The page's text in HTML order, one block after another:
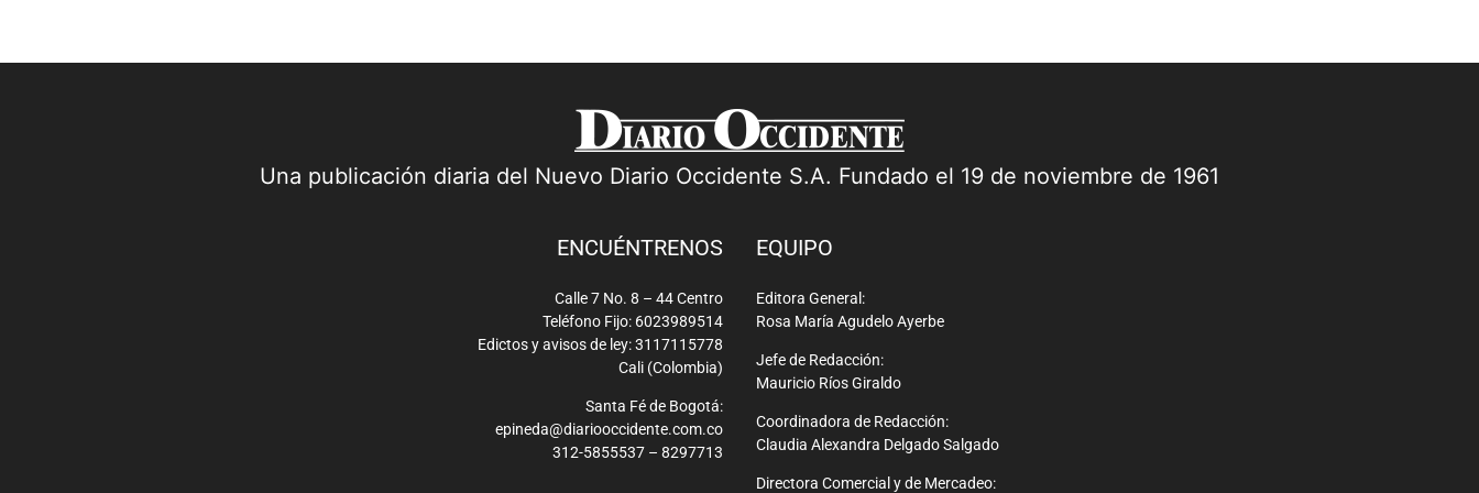
Una publicación diaria del Nuevo Diario Occidente S.A. Fundado el 19 de noviembre de 1961
ENCUÉNTRENOS
Calle 7 No. 8 – 44 Centro
Teléfono Fijo: 6023989514
Edictos y avisos de ley: 3117115778
Cali (Colombia)
Santa Fé de Bogotá:
epineda@diariooccidente.com.co
312-5855537 – 8297713
EQUIPO
Editora General:
Rosa María Agudelo Ayerbe
Jefe de Redacción:
Mauricio Ríos Giraldo
Coordinadora de Redacción:
Claudia Alexandra Delgado Salgado
Directora Comercial y de Mercadeo: